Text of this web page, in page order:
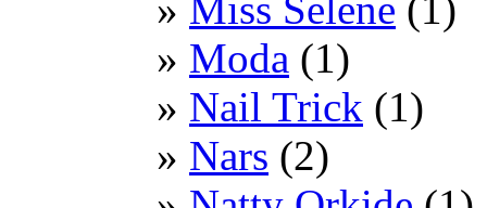
Miss Selene (1)
Moda (1)
Nail Trick (1)
Nars (2)